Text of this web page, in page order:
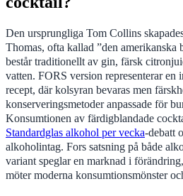
Den ursprungliga Tom Collins
Thomas, ofta kallad ”den
består traditionellt av gin, färsk
vatten. FORS version representerar en
recept, där kolsyran bevaras men
konserveringsmetoder anpassade för
Konsumtionen av färdigblandade
Standardglas alkohol per vecka-debatt
alkoholintag. Fors satsning på både
variant speglar en marknad i
möter moderna konsumtionsmönster